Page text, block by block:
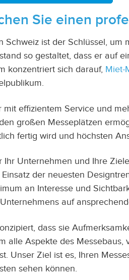
Sie einen
Schweiz ist der Schlüssel, um
so gestaltet, dass er auf
konzentriert sich darauf, Miet-
effizientem Service und
großen Messeplätzen
fertig wird und höchsten
Unternehmen und Ihre
der neuesten
an Interesse und
auf
dass sie
alle Aspekte des
Unser Ziel ist es, Ihren
sehen können.